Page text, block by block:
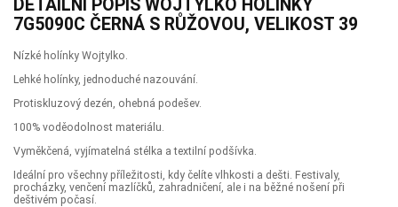
DETAILNÍ POPIS WOJTYLKO HOLÍNKY
7G5090C ČERNÁ S RŮŽOVOU, VELIKOST 39
Nízké holínky Wojtylko.
Lehké holínky, jednoduché nazouvání.
Protiskluzový dezén, ohebná podešev.
100% voděodolnost materiálu.
Vyměkčená, vyjímatelná stélka a textilní podšívka.
Ideální pro všechny příležitosti, kdy čelíte vlhkosti a dešti. Festivaly,
procházky, venčení mazlíčků, zahradničení, ale i na běžné nošení při
deštivém počasí.